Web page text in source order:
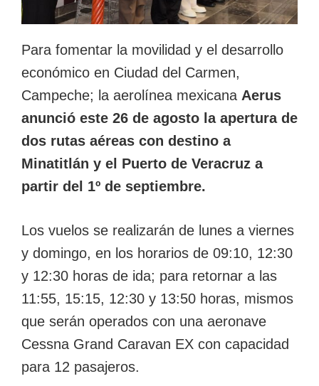
Para fomentar la movilidad y el desarrollo
económico en Ciudad del Carmen,
Campeche; la aerolínea mexicana Aerus
anunció este 26 de agosto la apertura de
dos rutas aéreas con destino a
Minatitlán y el Puerto de Veracruz a
partir del 1º de septiembre.
Los vuelos se realizarán de lunes a viernes
y domingo, en los horarios de 09:10, 12:30
y 12:30 horas de ida; para retornar a las
11:55, 15:15, 12:30 y 13:50 horas, mismos
que serán operados con una aeronave
Cessna Grand Caravan EX con capacidad
para 12 pasajeros.